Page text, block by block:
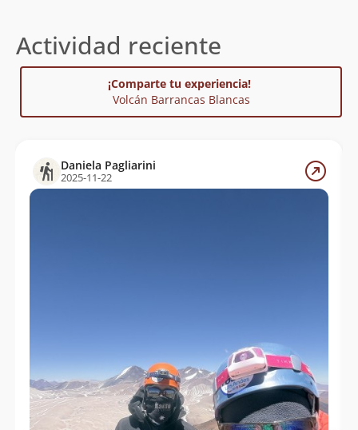
Actividad reciente
¡Comparte tu experiencia!
Volcán Barrancas Blancas
Daniela Pagliarini
2025-11-22